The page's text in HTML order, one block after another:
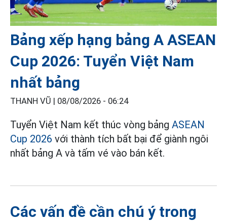
Bảng xếp hạng bảng A ASEAN
Cup 2026: Tuyển Việt Nam
nhất bảng
THANH VŨ | 08/08/2026 - 06:24
Tuyển Việt Nam kết thúc vòng bảng ASEAN
Cup 2026 với thành tích bất bại để giành ngôi
nhất bảng A và tấm vé vào bán kết.
Các vấn đề cần chú ý trong